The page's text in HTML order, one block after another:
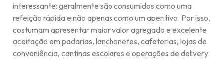
interessante: geralmente são consumidos como uma
refeição rápida e não apenas como um aperitivo. Por isso,
costumam apresentar maior valor agregado e excelente
aceitação em padarias, lanchonetes, cafeterias, lojas de
conveniência, cantinas escolares e operações de delivery.